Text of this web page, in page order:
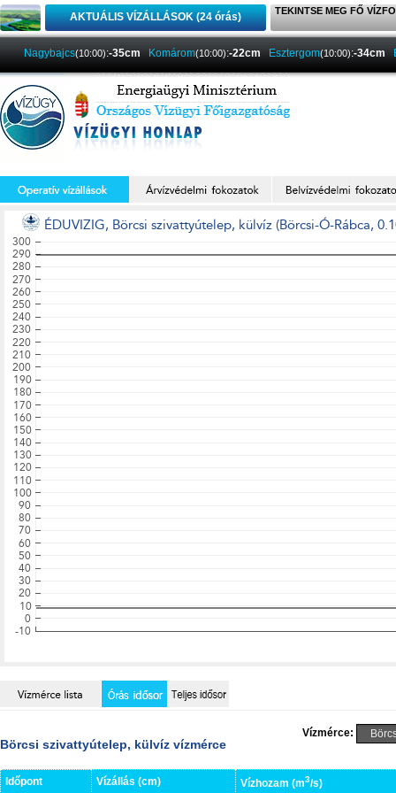
AKTUÁLIS VÍZÁLLÁSOK (24 órás) TEKINTSE MEG FŐ
Nagybajcs(10:00):-35cm Komárom(10:00):-22cm Esztergom(10:00):-34cm
Vízmérce:
Börcsi szivattyútelep, külvíz vízmérce
Időpont Vízállás (cm) Vízhozam (m3/s)